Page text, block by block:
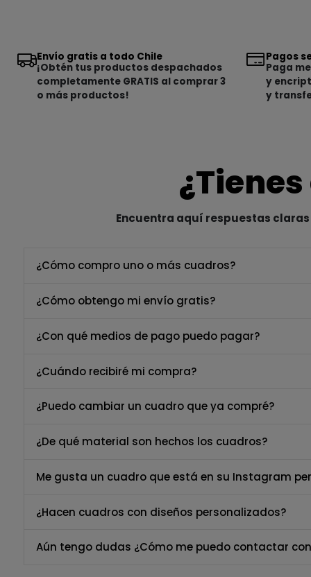
Envío gratis a todo Chile
¡Obtén tus productos despachados
completamente GRATIS al comprar 3
o más productos!
Pagos
Paga
y
y
Encuentra aquí respuestas
¿Cómo compro uno o más cuadros?
¿Cómo obtengo mi envío gratis?
¿Con qué medios de pago puedo pagar?
¿Cuándo recibiré mi compra?
¿Puedo cambiar un cuadro que ya compré?
¿De qué material son hechos los cuadros?
Me gusta un cuadro que está en su Instagram
¿Hacen cuadros con diseños personalizados?
Aún tengo dudas ¿Cómo me puedo contactar